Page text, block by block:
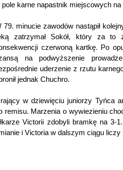
pole karne napastnik miejscowych
79. minucie zawodów nastąpił
zatrzymał Sokół, który za to
czerwoną kartkę. Po
na podwyższenie
uderzenie z rzutu
jednak Chuchro.
w dziewięciu juniorzy Tyńca
remisu. Marzenia o wywiezieniu
Victorii zdobyli bramkę na 3-
i Victoria w dalszym ciągu